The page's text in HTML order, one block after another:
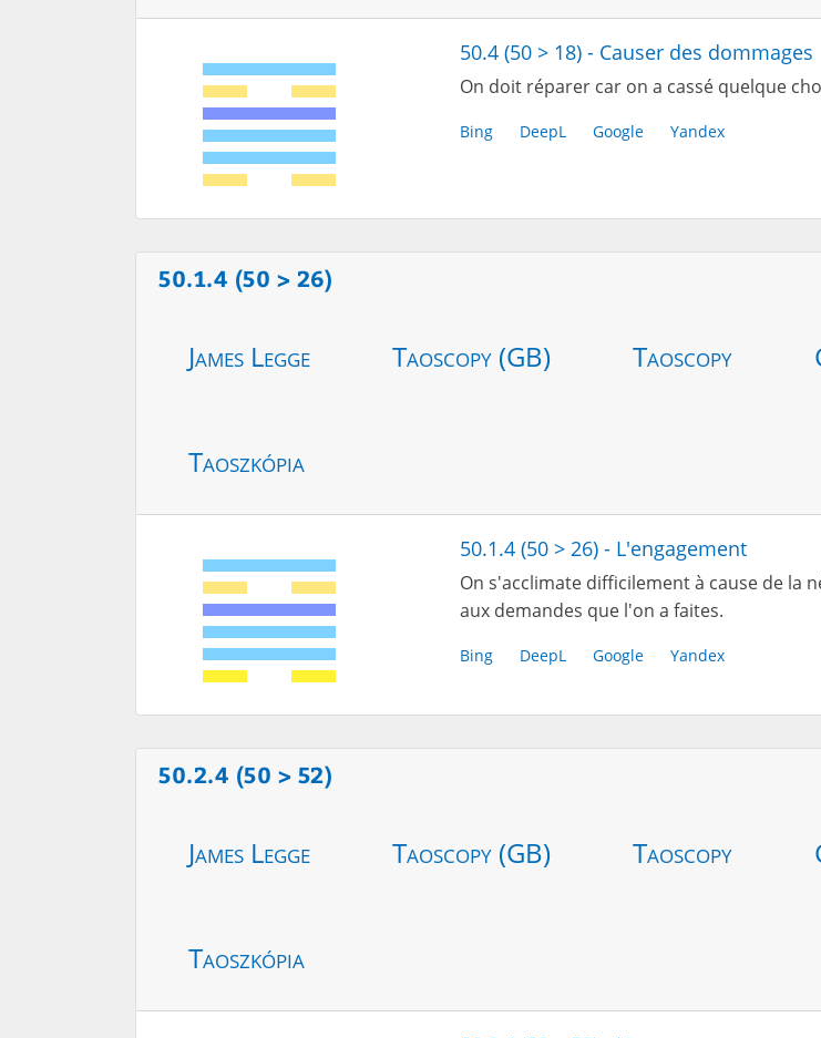
50.4 (50 > 18) - Causer des dommages
On doit réparer car on a cassé quelque
Bing DeepL Google Yandex
50.1.4 (50 > 26)
James Legge Taoscopy (GB) Taoscopy
Taoszkópia
50.1.4 (50 > 26) - L'engagement
On s'acclimate difficilement à cause de la
aux demandes que l'on a faites.
Bing DeepL Google Yandex
50.2.4 (50 > 52)
James Legge Taoscopy (GB) Taoscopy
Taoszkópia